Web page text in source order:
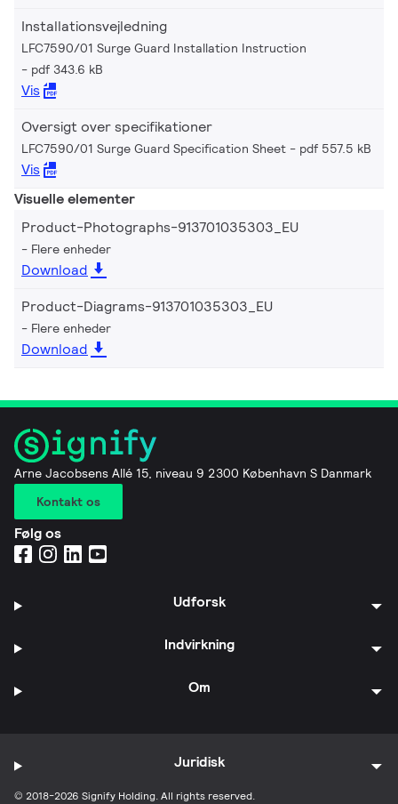
Installationsvejledning
LFC7590/01 Surge Guard Installation Instruction
pdf 343.6 kB
Vis
Oversigt over specifikationer
LFC7590/01 Surge Guard Specification Sheet pdf 557.5 kB
Vis
Visuelle elementer
Product-Photographs-913701035303_EU
Flere enheder
Download
Product-Diagrams-913701035303_EU
Flere enheder
Download
Arne Jacobsens Allé 15, niveau 9 2300 København S Danmark
Kontakt os
Følg os
Udforsk
Indvirkning
Om
© 2018-2026 Signify Holding. All rights reserved.
Juridisk